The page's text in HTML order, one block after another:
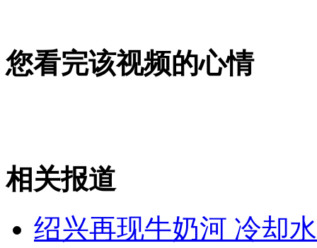
安徽一实载49人客车翻车
走！跟着总书记去植树
您看完该视频的心情
相关报道
绍兴再现牛奶河 冷却